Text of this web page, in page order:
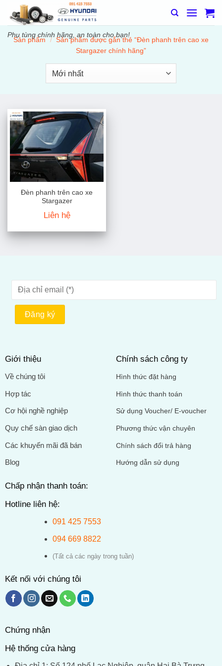
qua
nội
dung
Phụ tùng chính hãng, an toàn cho bạn!
Sản phẩm / Sản phẩm được gắn thẻ “Đèn phanh trên cao xe
Stargazer chính hãng”
Đèn phanh trên cao xe
Stargazer
Liên hệ
Giới thiệu
Về chúng tôi
Hợp tác
Cơ hội nghề nghiệp
Quy chế sàn giao dịch
Các khuyến mãi đã bán
Blog
Chính sách công ty
Hình thức đặt hàng
Hình thức thanh toán
Sử dụng Voucher/ E-voucher
Phương thức vận chuyên
Chính sách đổi trả hàng
Hướng dẫn sử dụng
Chấp nhận thanh toán:
Hotline liên hệ:
091 425 7553
094 669 8822
(Tất cả các ngày trong tuần)
Kết nối với chúng tôi
Chứng nhận
Hệ thống cửa hàng